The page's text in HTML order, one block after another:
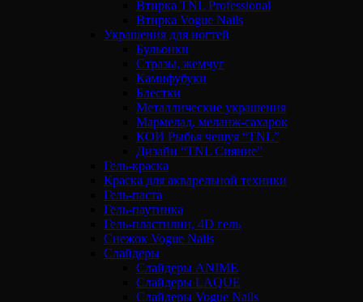
Втирка TNL Professional
Втирка Vogue Nails
Украшения для ногтей
Бульонки
Стразы, жемчуг
Камифубуки
Блестки
Металлические украшения
Мармелад, меланж-сахарок
КОИ Рыбья чешуя “TNL”
Дизайн “TNL Сияние”
Гель-краска
Краска для акварельной техники
Гель-паста
Гель-паутинка
Гель-пластилин, 4D гель
Снежок Vogue Nails
Слайдеры
Слайдеры ANIME
Слайдеры LAQUE
Слайдеры Vogue Nails